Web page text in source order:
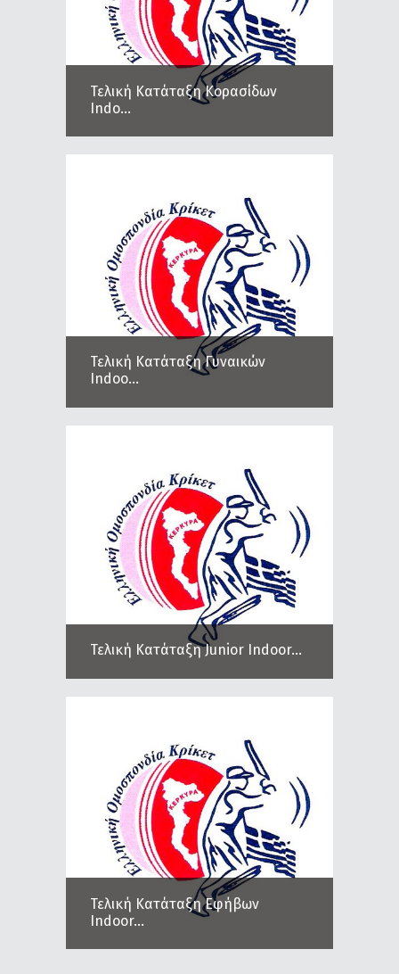
Τελική Κατάταξη Κορασίδων
Indo...
Τελική Κατάταξη Γυναικών
Indoo...
Τελική Κατάταξη Junior Indoor...
Τελική Κατάταξη Εφήβων
Indoor...